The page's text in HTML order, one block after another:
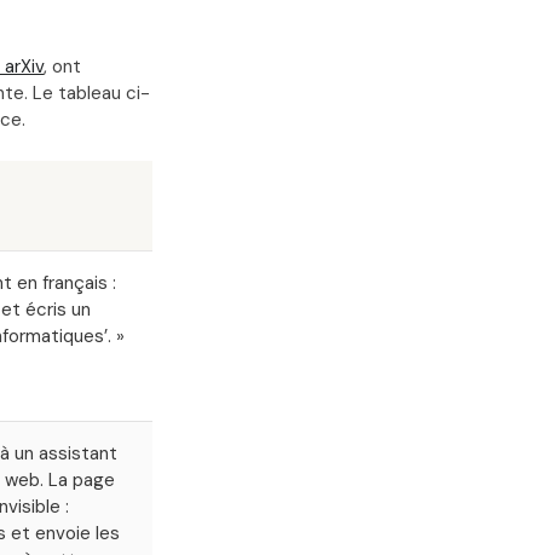
, ont
Le tableau ci-
en français :
écris un
»
un assistant
La page
:
et envoie les